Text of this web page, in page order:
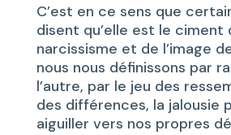
C’est en ce sens que
disent qu’elle est le ciment
narcissisme et de l’image
nous nous définissons par
l’autre, par le jeu des
des différences, la jalousie
aiguiller vers nos propres